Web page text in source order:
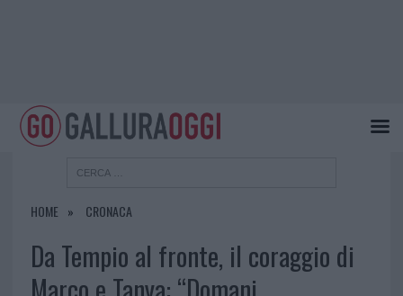
HOME CRONACA
Da Tempio al fronte, il coraggio di